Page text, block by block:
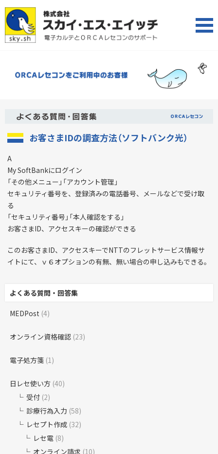
お客さまIDの調査方法（ソフトバンク光）
A
My SoftBankにログイン
「その他メニュー」「アカウント管理」
セキュリティ番号を、登録済みの電話番号、メールなどで受け取
る
「セキュリティ番号」「本人確認をする」
お客さまID、アクセスキーの確認ができる
このお客さまID、アクセスキーでNTTのフレットサービス情報サ
イトにて、ｖ６オプションの有無、無い場合の申し込みもできる。
よくある質問・回答集
MEDPost (4)
オンライン資格確認 (23)
電子処方箋 (1)
日レセ使い方 (40)
受付 (2)
診療行為入力 (58)
レセプト作成 (32)
レセ電 (8)
オンライン請求 (10)